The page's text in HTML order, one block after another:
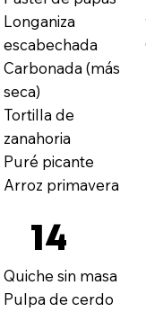
Longaniza
escabechada
Carbonada (más
seca)
Tortilla de
zanahoria
Puré picante
Arroz primavera
14
Quiche sin masa
Pulpa de cerdo